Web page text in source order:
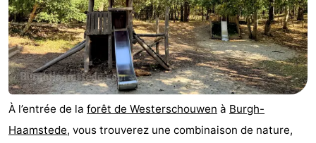
À l’entrée de la forêt de Westerschouwen à Burgh-
Haamstede, vous trouverez une combinaison de nature,